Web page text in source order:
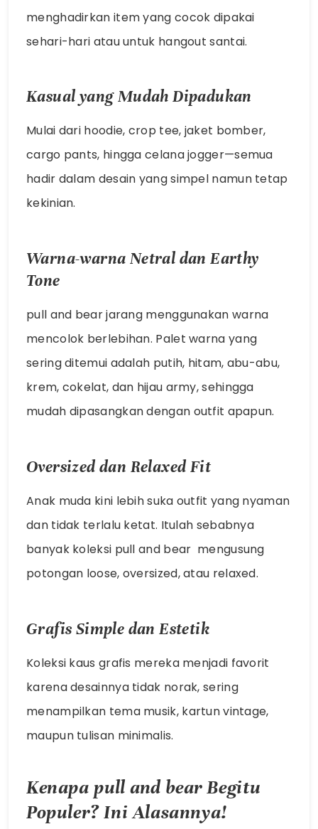
menghadirkan item yang cocok dipakai
sehari-hari atau untuk hangout santai.
Kasual yang Mudah Dipadukan
Mulai dari hoodie, crop tee, jaket bomber,
cargo pants, hingga celana jogger—semua
hadir dalam desain yang simpel namun tetap
kekinian.
Warna-warna Netral dan Earthy
Tone
pull and bearjarang menggunakan warna
mencolok berlebihan. Palet warna yang
sering ditemui adalah putih, hitam, abu-abu,
krem, cokelat, dan hijau army, sehingga
mudah dipasangkan dengan outfit apapun.
Oversized dan Relaxed Fit
Anak muda kini lebih suka outfit yang nyaman
dan tidak terlalu ketat. Itulah sebabnya
banyak koleksi pull and bear mengusung
potongan loose, oversized, atau relaxed.
Grafis Simple dan Estetik
Koleksi kaus grafis mereka menjadi favorit
karena desainnya tidak norak, sering
menampilkan tema musik, kartun vintage,
maupun tulisan minimalis.
Kenapa pull and bearBegitu
Populer? Ini Alasannya!